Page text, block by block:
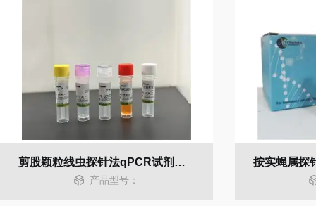
剪股颖粒线虫探针法qPCR试剂盒（不含内参）
产品型号：